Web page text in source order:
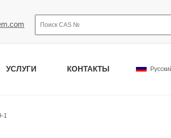
УСЛУГИ КОНТАКТЫ
1